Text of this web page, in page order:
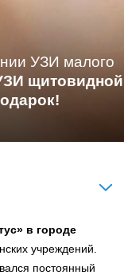
УЗИ малого
щитовидной
в городе
учреждений.
постоянный